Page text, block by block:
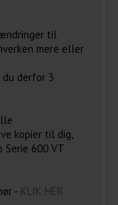
til
mere eller
du derfor 3
kopier til dig,
Serie 600 VT
- KLIK HER